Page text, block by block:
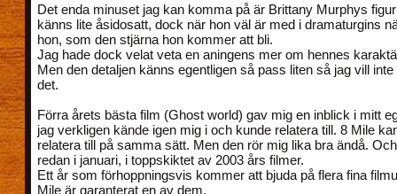
Det enda minuset jag kan komma på är Brittany Murphys
känns lite åsidosatt, dock när hon väl är med i dramaturgins
hon, som den stjärna hon kommer att bli.
Jag hade dock velat veta en aningens mer om hennes
Men den detaljen känns egentligen så pass liten så jag vill
det.
Förra årets bästa film (Ghost world) gav mig en inblick i mitt
jag verkligen kände igen mig i och kunde relatera till. 8 Mile
relatera till på samma sätt. Men den rör mig lika bra ändå.
redan i januari, i toppskiktet av 2003 års filmer.
Ett år som förhoppningsvis kommer att bjuda på flera fina
Mile är garanterat en av dem.